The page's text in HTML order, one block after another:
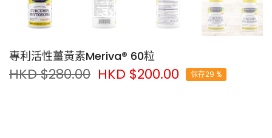
專利活性薑黃素Meriva® 60粒
HKD $280.00 HKD $200.00 保存29 %